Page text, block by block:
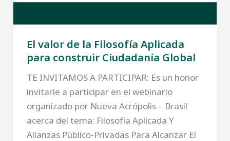
El valor de la Filosofía Aplicada
para construir Ciudadanía Global
TE INVITAMOS A PARTICIPAR: Es un honor
invitarle a participar en el webinario
organizado por Nueva Acrópolis – Brasil
acerca del tema: Filosofía Aplicada Y
Alianzas Público-Privadas Para Alcanzar El